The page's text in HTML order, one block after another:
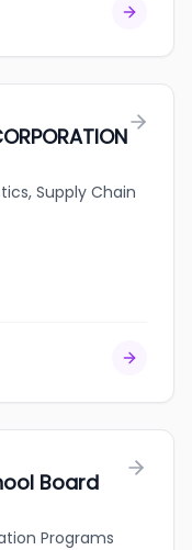
Supply Chain
Board
Programs